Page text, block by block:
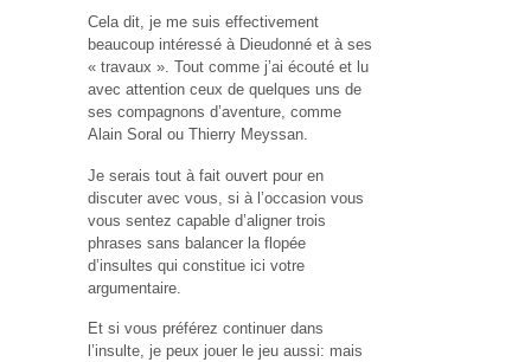
Cela dit, je me suis effectivement
beaucoup intéressé à Dieudonné et à ses
« travaux ». Tout comme j’ai écouté et lu
avec attention ceux de quelques uns de
ses compagnons d’aventure, comme
Alain Soral ou Thierry Meyssan.
Je serais tout à fait ouvert pour en
discuter avec vous, si à l’occasion vous
vous sentez capable d’aligner trois
phrases sans balancer la flopée
d’insultes qui constitue ici votre
argumentaire.
Et si vous préférez continuer dans
l’insulte, je peux jouer le jeu aussi: mais